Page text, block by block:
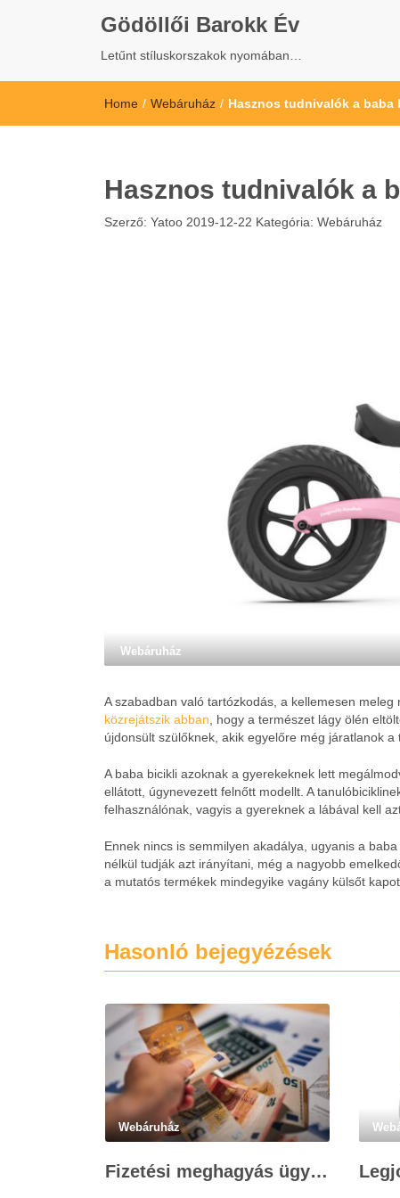
Gödöllői Barokk Év
Letűnt stíluskorszakok nyomában…
Home / Webáruház / Hasznos tudnivalók a baba
Hasznos tudnivalók a
Szerző: Yatoo 2019-12-22 Kategória: Webáruház
Webáruház
A szabadban való tartózkodás, a kellemesen
közrejátszik abban , hogy a természet lágy ölén
újdonsült szülőknek, akik egyelőre még járatlanok
A baba bicikli azoknak a gyerekeknek lett
ellátott, úgynevezett felnőtt modellt. A
felhasználónak, vagyis a gyereknek a lábával kell
Ennek nincs is semmilyen akadálya, ugyanis a
nélkül tudják azt irányítani, még a nagyobb
a mutatós termékek mindegyike vagány külsőt
Hasonló bejegyézések
Webáruház
Fizetési meghagyás ügyvédi munkadíja: teljes költségvetési útmutató